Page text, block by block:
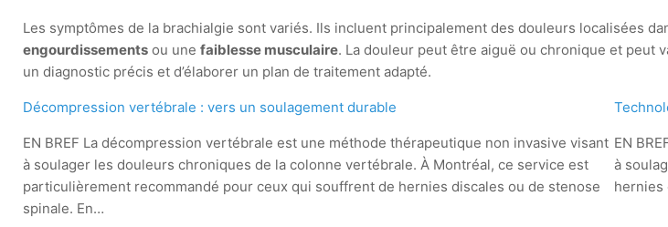
Les symptômes de la brachialgie sont variés. Ils incluent principalement des douleurs localisées
engourdissements ou unefaiblesse musculaire. La douleur peut être aiguë ou chronique et peut
un diagnostic précis et d’élaborer un plan de traitement adapté.
Décompression vertébrale : vers un soulagement durable
EN BREF La décompression vertébrale est une méthode thérapeutique non invasive visant
à soulager les douleurs chroniques de la colonne vertébrale. À Montréal, ce service est
particulièrement recommandé pour ceux qui souffrent de hernies discales ou de stenose
spinale. En…
EN
à
hernies